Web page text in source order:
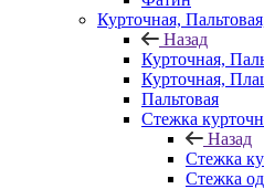
Курточная,
Назад
Курточная,
Курточная,
Пальтовая
Стежка
Назад
Стежка
Стежка